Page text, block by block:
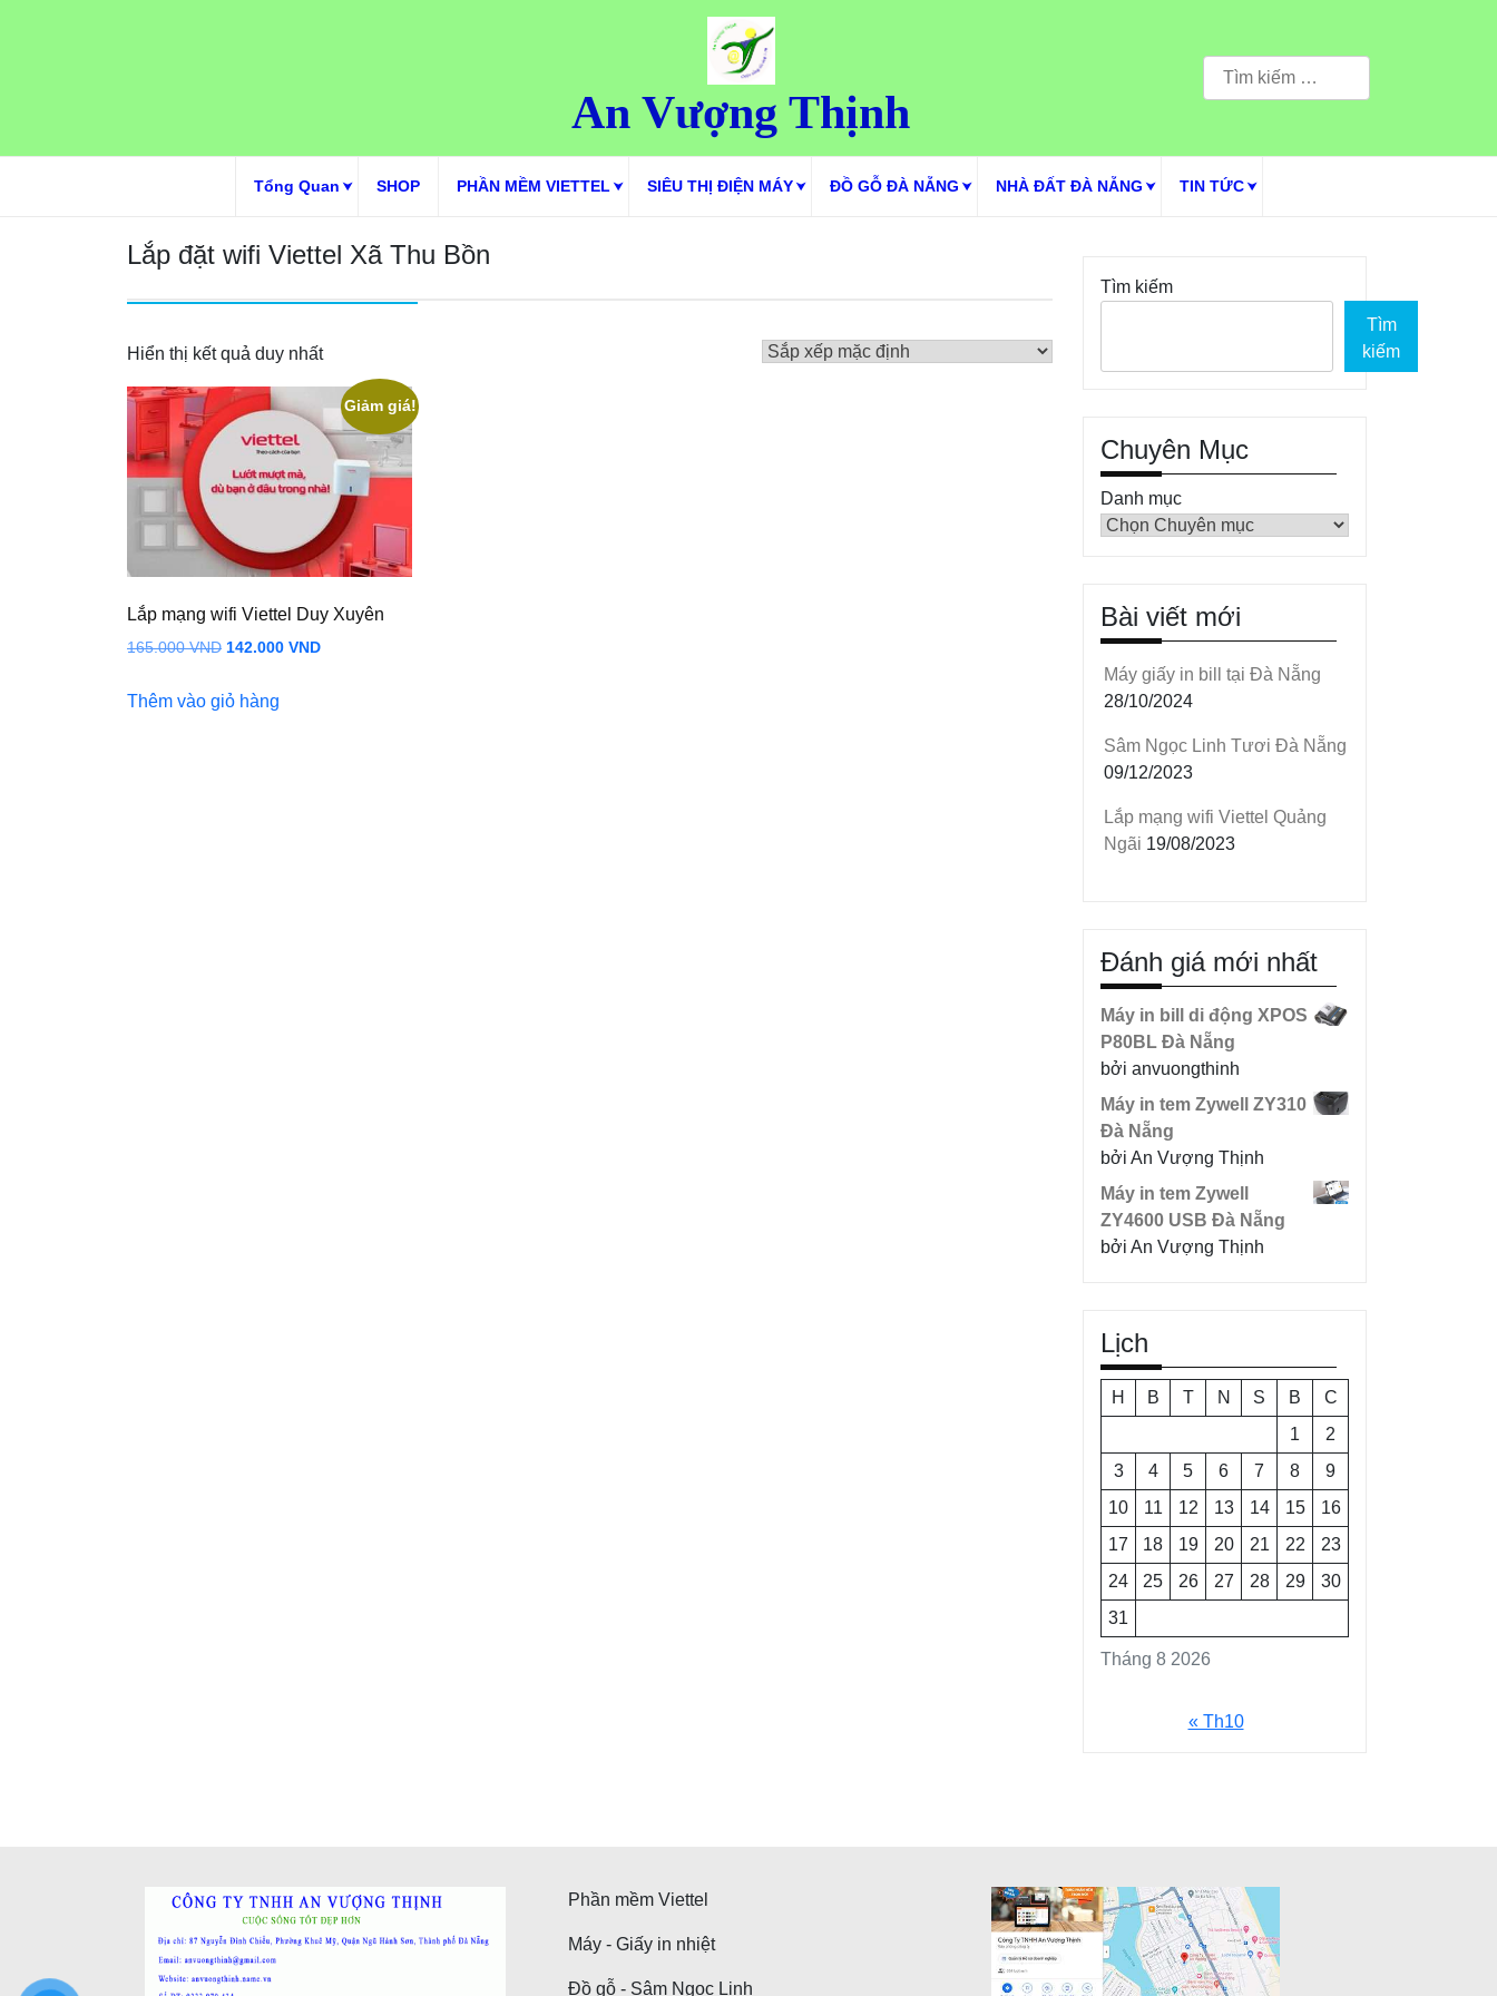
An Vượng Thịnh
Tìm
kiếm
Tổng Quan SHOP PHẦN MỀM VIETTEL SIÊU THỊ ĐIỆN MÁY ĐỒ GỖ ĐÀ NẴNG NHÀ ĐẤT ĐÀ NẴNG TIN TỨC
Lắp đặt wifi Viettel Xã Thu Bồn
Hiển thị kết quả duy nhất
Giảm giá!
Lắp mạng wifi Viettel Duy Xuyên
165.000VND Giá
là:
142.000 VNDGiá
Thêm vào giỏ hàng
Tìm kiếm
Tìm
kiếm
Chuyên Mục
Danh mục
Bài viết mới
Máy giấy in bill tại Đà Nẵng
28/10/2024
Sâm Ngọc Linh Tươi Đà Nẵng
09/12/2023
Lắp mạng wifi Viettel Quảng
Ngãi 19/08/2023
Đánh giá mới nhất
Máy in bill di động XPOS
P80BL Đà Nẵng
bởi anvuongthinh
Máy in tem Zywell ZY310
Đà Nẵng
bởi An Vượng Thịnh
Máy in tem Zywell
ZY4600 USB Đà Nẵng
bởi An Vượng Thịnh
Lịch
Tháng 8 2026
H B T N S B
C
1
2
3
4 5 6 7 8
9
10
11 12 13 14 15
16
17
18 19 20 21 22
23
24
25 26 27 28 29
30
31
« Th10
Phần mềm Viettel
Máy - Giấy in nhiệt
Đồ gỗ - Sâm Ngọc Linh